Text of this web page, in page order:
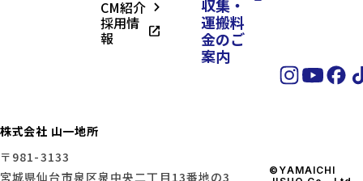
CM紹介 arrow_forward_ios
採用情
報 open_in_new
収集・
運搬料
金のご
案内
株式会社 山一地所
〒981-3133
宮城県仙台市泉区泉中央二丁目13番地の3
©YAMAICHI